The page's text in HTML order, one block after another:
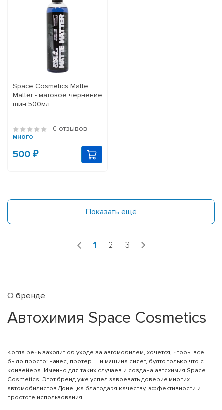
Space Cosmetics Matte
Matter - матовое чернение
шин 500мл
0 отзывов
много
500 ₽
Показать ещё
1 2 3
О бренде
Автохимия Space Cosmetics
Когда речь заходит об уходе за автомобилем, хочется, чтобы все
было просто: нанес, протер — и машина сияет, будто только что с
конвейера. Именно для таких случаев и создана автохимия Space
Cosmetics. Этот бренд уже успел завоевать доверие многих
автомобилистов Донецка благодаря качеству, эффективности и
простоте использования.